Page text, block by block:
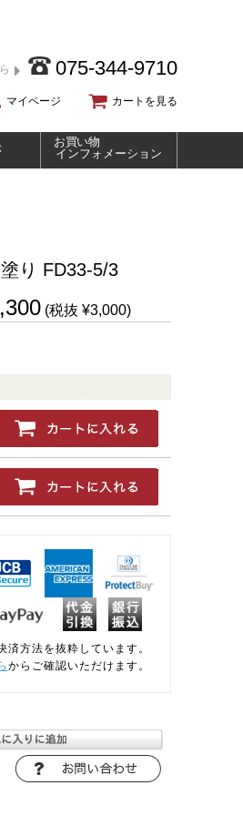
075-344-9710
マイページ カートを見る
お買い物
インフォメーション
り FD33-5/3
(税抜 ¥3,000)
済方法を抜粋しています。
からご確認いただけます。